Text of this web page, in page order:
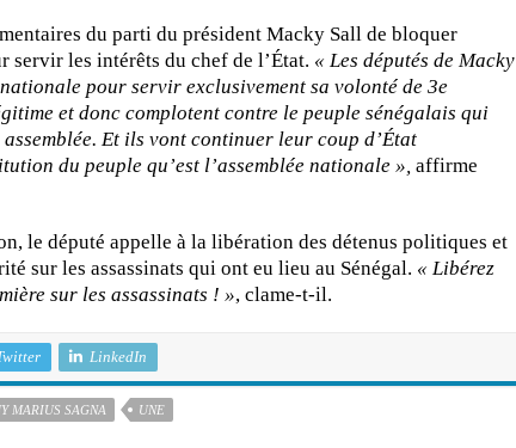
du parti du président Macky Sall de bloquer
servir les intérêts du chef de l’État. « Les députés de Macky
pour servir exclusivement sa volonté de 3e
et donc complotent contre le peuple sénégalais qui
assemblée. Et ils vont continuer leur coup d’État
du peuple qu’est l’assemblée nationale », affirme
le député appelle à la libération des détenus politiques et
sur les assassinats qui ont eu lieu au Sénégal. « Libérez
sur les assassinats ! », clame-t-il.
LinkedIn
MARIUS SAGNA UNE